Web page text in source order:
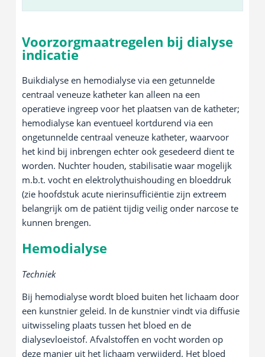
Voorzorgmaatregelen bij dialyse
indicatie
Buikdialyse en hemodialyse via een getunnelde
centraal veneuze katheter kan alleen na een
operatieve ingreep voor het plaatsen van de katheter;
hemodialyse kan eventueel kortdurend via een
ongetunnelde centraal veneuze katheter, waarvoor
het kind bij inbrengen echter ook gesedeerd dient te
worden. Nuchter houden, stabilisatie waar mogelijk
m.b.t. vocht en elektrolythuishouding en bloeddruk
(zie hoofdstuk acute nierinsufficiëntie zijn extreem
belangrijk om de patiënt tijdig veilig onder narcose te
kunnen brengen.
Hemodialyse
Techniek
Bij hemodialyse wordt bloed buiten het lichaam door
een kunstnier geleid. In de kunstnier vindt via diffusie
uitwisseling plaats tussen het bloed en de
dialysevloeistof. Afvalstoffen en vocht worden op
deze manier uit het lichaam verwijderd. Het bloed